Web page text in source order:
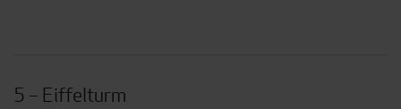
5 – Eiffelturm